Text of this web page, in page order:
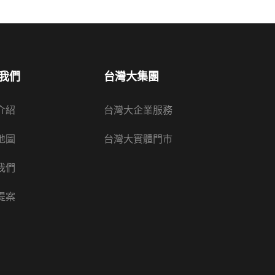
們
紹
圖
們
案
台灣大集團
台灣大企業服務
台灣大實體門市